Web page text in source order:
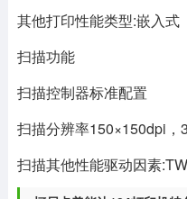
其他打印性能类型:嵌入式
扫描功能
扫描控制器标准配置
扫描分辨率150×150dpi
扫描其他性能驱动因素